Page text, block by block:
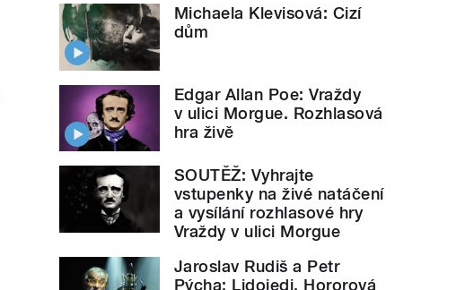
Michaela Klevisová: Cizí
dům
Edgar Allan Poe: Vraždy
v ulici Morgue. Rozhlasová
hra živě
SOUTĚŽ: Vyhrajte
vstupenky na živé natáčení
a vysílání rozhlasové hry
Vraždy v ulici Morgue
Jaroslav Rudiš a Petr
Pýcha: Lidojedi. Hororová